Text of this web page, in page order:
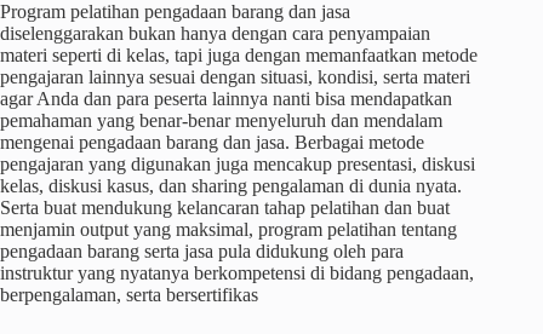
Program pelatihan pengadaan barang dan jasa
diselenggarakan bukan hanya dengan cara penyampaian
materi seperti di kelas, tapi juga dengan memanfaatkan metode
pengajaran lainnya sesuai dengan situasi, kondisi, serta materi
agar Anda dan para peserta lainnya nanti bisa mendapatkan
pemahaman yang benar-benar menyeluruh dan mendalam
mengenai pengadaan barang dan jasa. Berbagai metode
pengajaran yang digunakan juga mencakup presentasi, diskusi
kelas, diskusi kasus, dan sharing pengalaman di dunia nyata.
Serta buat mendukung kelancaran tahap pelatihan dan buat
menjamin output yang maksimal, program pelatihan tentang
pengadaan barang serta jasa pula didukung oleh para
instruktur yang nyatanya berkompetensi di bidang pengadaan,
berpengalaman, serta bersertifikas